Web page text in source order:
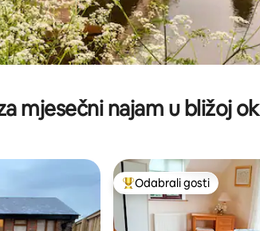
mjesečni najam u bližoj
s oznakom „Odabrali gosti”
Među najviše
Odabrali gosti